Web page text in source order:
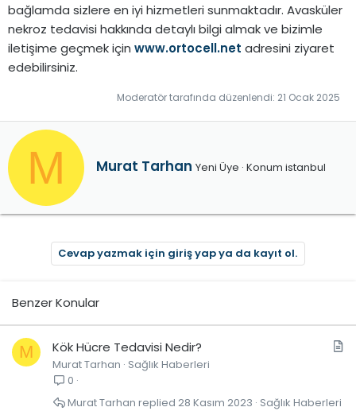
bağlamda sizlere en iyi hizmetleri sunmaktadır. Avasküler
nekroz tedavisi hakkında detaylı bilgi almak ve bizimle
iletişime geçmek için www.ortocell.net adresini ziyaret
edebilirsiniz.
Moderatör tarafında düzenlendi: 21 Ocak 2025
M
Y
Murat Tarhan Yeni Üye · Konum istanbul
Cevap yazmak için giriş yap ya da kayıt ol.
Benzer Konular
M Kök Hücre Tedavisi Nedir?
Murat Tarhan Sağlık Haberleri
0
Sağlık Haberleri
28 Kasım 2023
Murat Tarhan